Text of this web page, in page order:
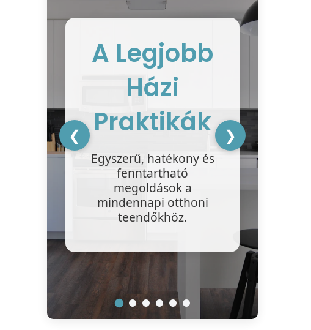
A Legjobb
Házi
Praktikák
Egyszerű, hatékony és
fenntartható
megoldások a
mindennapi otthoni
teendőkhöz.
❮ ❯